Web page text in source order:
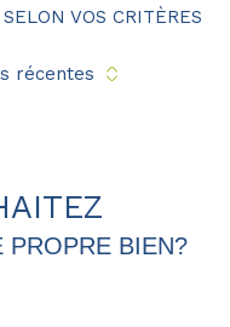
VOS CRITÈRES
récentes
PROPRE BIEN?